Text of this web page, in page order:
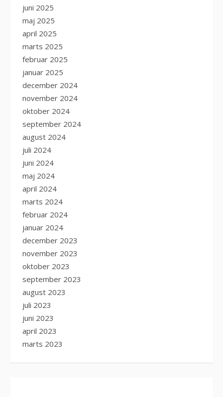
juni 2025
maj 2025
april 2025
marts 2025
februar 2025
januar 2025
december 2024
november 2024
oktober 2024
september 2024
august 2024
juli 2024
juni 2024
maj 2024
april 2024
marts 2024
februar 2024
januar 2024
december 2023
november 2023
oktober 2023
september 2023
august 2023
juli 2023
juni 2023
april 2023
marts 2023